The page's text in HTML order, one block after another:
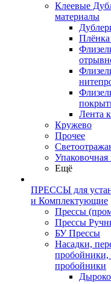
Клеевые
материалы
Лента
Кружево
Прочее
Ещё
ПРЕССЫ для
и Комплектующие
Прессы
Прессы
БУ Прессы
Насадки,
пробойники,
пробойники